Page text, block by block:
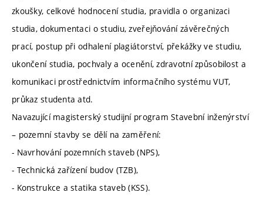
zkoušky, celkové hodnocení studia, pravidla o organizaci
studia, dokumentaci o studiu, zveřejňování závěrečných
prací, postup při odhalení plagiátorství, překážky ve studiu,
ukončení studia, pochvaly a ocenění, zdravotní způsobilost a
komunikaci prostřednictvím informačního systému VUT,
průkaz studenta atd.
Navazující magisterský studijní program Stavební inženýrství
– pozemní stavby se dělí na zaměření:
- Navrhování pozemních staveb (NPS),
- Technická zařízení budov (TZB),
- Konstrukce a statika staveb (KSS).